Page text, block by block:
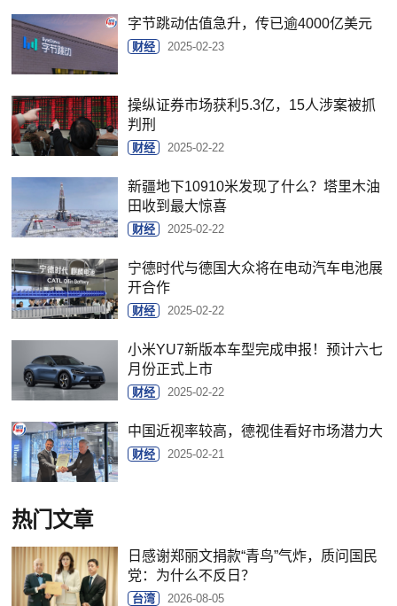
字节跳动估值急升，传已逾4000亿美元
财经 2025-02-23
操纵证券市场获利5.3亿，15人涉案被抓
判刑
财经 2025-02-22
新疆地下10910米发现了什么？塔里木油
田收到最大惊喜
财经 2025-02-22
宁德时代与德国大众将在电动汽车电池展
开合作
财经 2025-02-22
小米YU7新版本车型完成申报！预计六七
月份正式上市
财经 2025-02-22
中国近视率较高，德视佳看好市场潜力大
财经 2025-02-21
热门文章
日感谢郑丽文捐款“青鸟”气炸，质问国民
党：为什么不反日？
台湾 2026-08-05